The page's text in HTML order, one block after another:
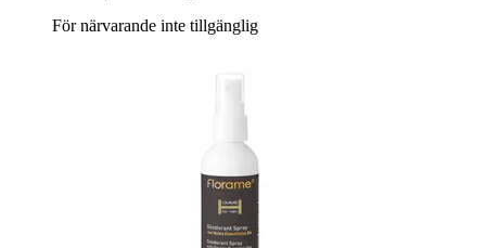
För närvarande inte tillgänglig